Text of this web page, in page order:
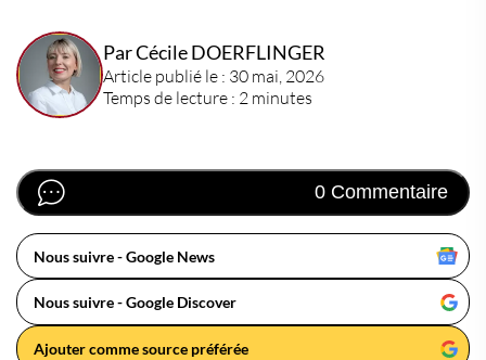
Par Cécile DOERFLINGER
Article publié le : 30 mai, 2026
Temps de lecture : 2 minutes
0 Commentaire
Nous suivre - Google News
Nous suivre - Google Discover
Ajouter comme source préférée